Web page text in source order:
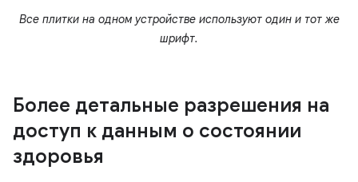
Все плитки на одном устройстве используют один и тот же
шрифт.
Более детальные разрешения на
доступ к данным о состоянии
здоровья